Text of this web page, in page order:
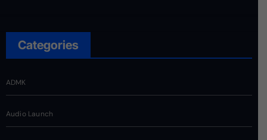
Categories
ADMK
Audio Launch